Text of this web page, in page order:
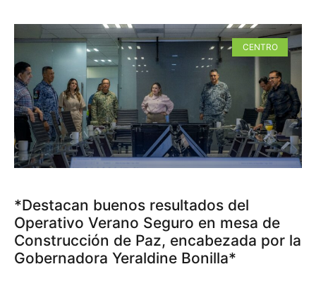
CENTRO
*Destacan buenos resultados del
Operativo Verano Seguro en mesa de
Construcción de Paz, encabezada por la
Gobernadora Yeraldine Bonilla*